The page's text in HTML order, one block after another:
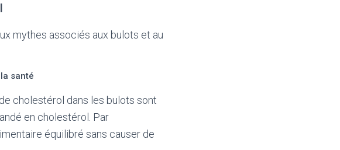
mythes associés aux bulots et au
santé
cholestérol dans les bulots sont
en cholestérol. Par
équilibré sans causer de